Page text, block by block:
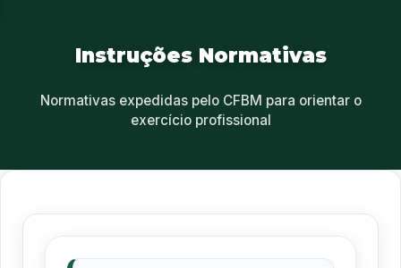
Instruções Normativas
Normativas expedidas pelo CFBM para orientar o
exercício profissional